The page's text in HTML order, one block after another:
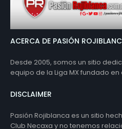
ACERCA DE PASIÓN
Desde 2005, somos un sitio
equipo de la Liga MX fundado en
DISCLAIMER
Pasión Rojiblanca es un sitio
Club Necaxa y no tenemos